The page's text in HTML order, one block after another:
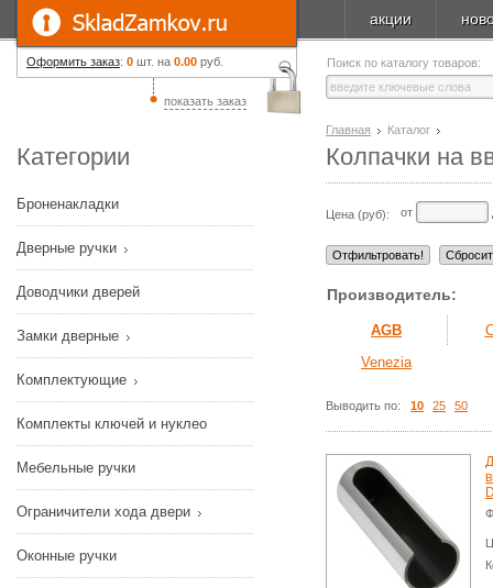
Оформить заказ: 0 шт. на 0.00 руб.
показать заказ
акции
Поиск по каталогу товаров:
Категории
Броненакладки
Дверные ручки
Доводчики дверей
Замки дверные
Комплектующие
Комплекты ключей и нуклео
Мебельные ручки
Ограничители хода двери
Оконные ручки
Главная Каталог
Колпачки на
Цена (руб): от
Производитель:
AGB
Venezia
Выводить по: 10 25 50